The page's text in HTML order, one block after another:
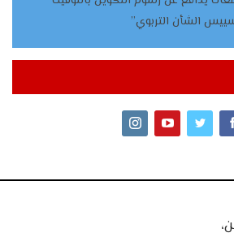
الشأن التربوي”